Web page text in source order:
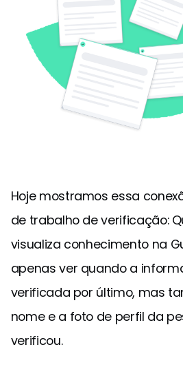
Hoje mostramos essa
de trabalho de verificação:
visualiza conhecimento na
apenas ver quando a
verificada por último, mas
nome e a foto de perfil da
verificou.